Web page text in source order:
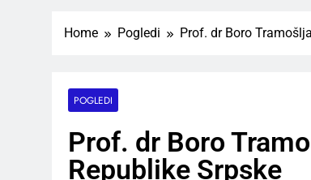
Home Pogledi Prof. dr Boro
POGLEDI
Prof. dr Boro
Republike Srpske